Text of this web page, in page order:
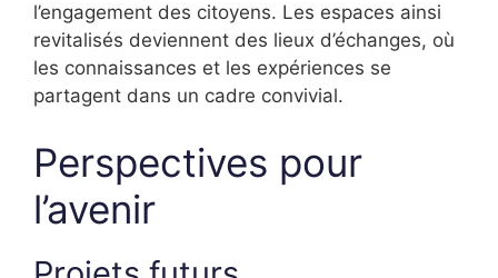
l’engagement des citoyens. Les espaces ainsi
revitalisés deviennent des lieux d’échanges, où
les connaissances et les expériences se
partagent dans un cadre convivial.
Perspectives pour
l’avenir